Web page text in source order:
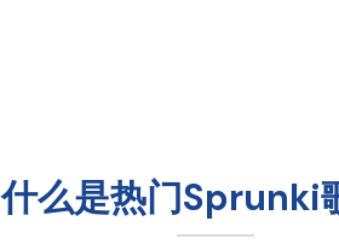
什么是热门Sprunki